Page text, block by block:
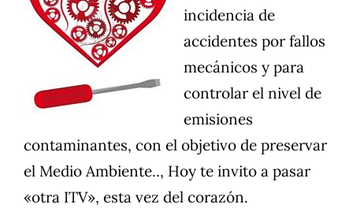
incidencia de
accidentes por fallos
mecánicos y para
controlar el nivel de
emisiones
contaminantes, con el objetivo de preservar
el Medio Ambiente.., Hoy te invito a pasar
«otra ITV», esta vez del corazón.